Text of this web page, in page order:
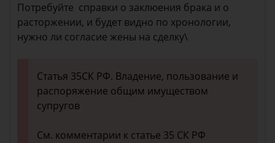
Потребуйте справки о заклюения брака и о
расторжении, и будет видно по хронологии,
нужно ли согласие жены на сделку\
Статья 35СК РФ. Владение, пользование и
распоряжение общим имуществом
супругов
См. комментарии к статье 35 СК РФ